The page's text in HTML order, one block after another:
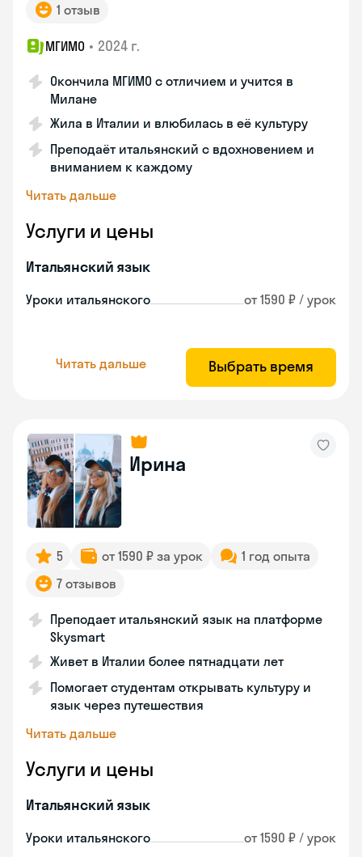
1 отзыв
МГИМО • 2024 г.
Окончила МГИМО с отличием и учится в
Милане
Жила в Италии и влюбилась в её культуру
Преподаёт итальянский с вдохновением и
вниманием к каждому
Читать дальше
Услуги и цены
Итальянский язык
Уроки итальянского от 1590 ₽ / урок
Читать дальше Выбрать время
Ирина
5 от 1590 ₽ за урок
1 год опыта
7 отзывов
Преподает итальянский язык на платформе
Skysmart
Живет в Италии более пятнадцати лет
Помогает студентам открывать культуру и
язык через путешествия
Читать дальше
Услуги и цены
Итальянский язык
Уроки итальянского от 1590 ₽ / урок